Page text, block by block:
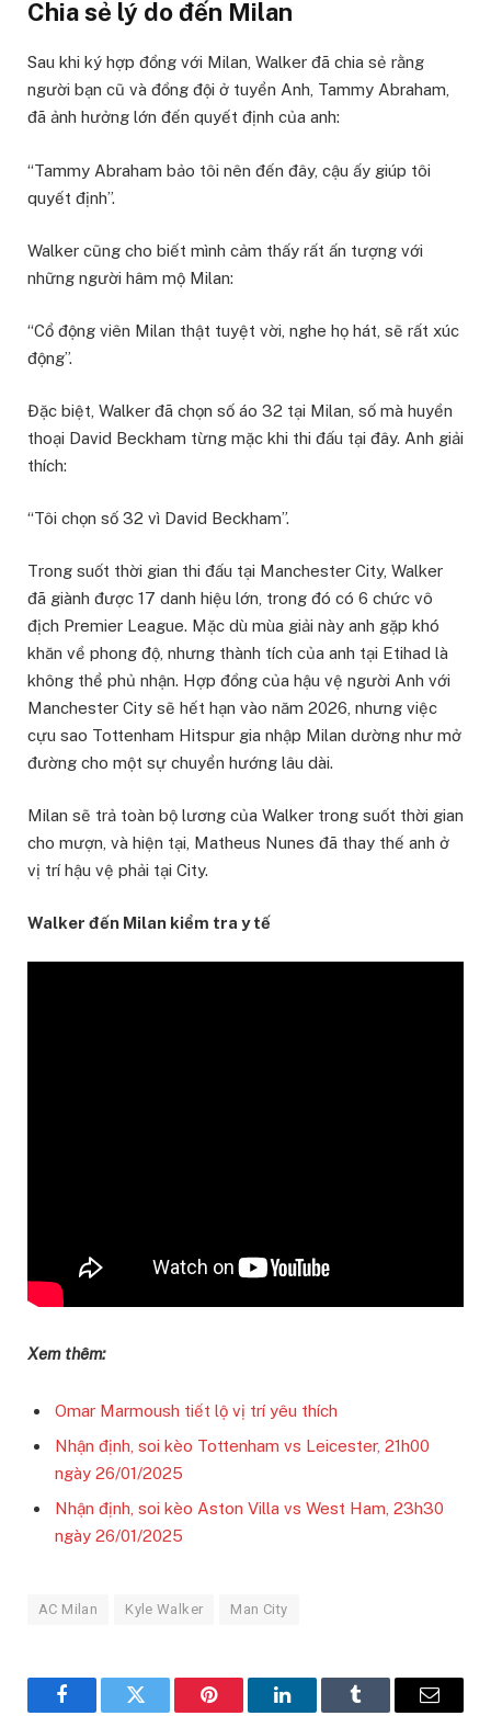
Chia sẻ lý do đến Milan
Sau khi ký hợp đồng với Milan, Walker đã chia sẻ rằng
người bạn cũ và đồng đội ở tuyển Anh, Tammy Abraham,
đã ảnh hưởng lớn đến quyết định của anh:
“Tammy Abraham bảo tôi nên đến đây, cậu ấy giúp tôi
quyết định”.
Walker cũng cho biết mình cảm thấy rất ấn tượng với
những người hâm mộ Milan:
“Cổ động viên Milan thật tuyệt vời, nghe họ hát, sẽ rất xúc
động”.
Đặc biệt, Walker đã chọn số áo 32 tại Milan, số mà huyền
thoại David Beckham từng mặc khi thi đấu tại đây. Anh giải
thích:
“Tôi chọn số 32 vì David Beckham”.
Trong suốt thời gian thi đấu tại Manchester City, Walker
đã giành được 17 danh hiệu lớn, trong đó có 6 chức vô
địch Premier League. Mặc dù mùa giải này anh gặp khó
khăn về phong độ, nhưng thành tích của anh tại Etihad là
không thể phủ nhận. Hợp đồng của hậu vệ người Anh với
Manchester City sẽ hết hạn vào năm 2026, nhưng việc
cựu sao Tottenham Hitspur gia nhập Milan dường như mở
đường cho một sự chuyển hướng lâu dài.
Milan sẽ trả toàn bộ lương của Walker trong suốt thời gian
cho mượn, và hiện tại, Matheus Nunes đã thay thế anh ở
vị trí hậu vệ phải tại City.
Walker đến Milan kiểm tra y tế
Xem thêm:
Omar Marmoush tiết lộ vị trí yêu thích
Nhận định, soi kèo Tottenham vs Leicester, 21h00
ngày 26/01/2025
Nhận định, soi kèo Aston Villa vs West Ham, 23h30
ngày 26/01/2025
AC Milan Kyle Walker Man City
FacebookTwitter Pinterest LinkedInTumblr Email